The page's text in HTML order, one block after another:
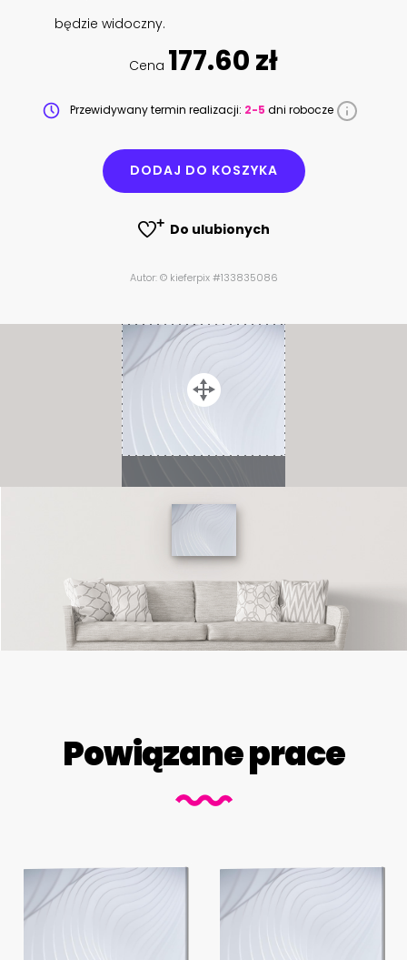
będzie widoczny.
Cena 177.60 zł
Przewidywany termin realizacji: 2-5 dni robocze
DODAJ DO KOSZYKA
Do ulubionych
Autor: © kieferpix #133835086
Powiązane prace